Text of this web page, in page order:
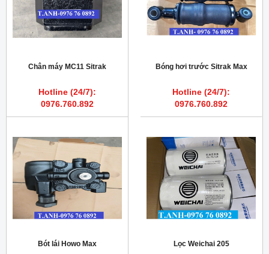
Chân máy MC11 Sitrak
Hotline (24/7):
0976.760.892
Bóng hơi trước Sitrak Max
Hotline (24/7):
0976.760.892
Bót lái Howo Max Lọc Weichai 205